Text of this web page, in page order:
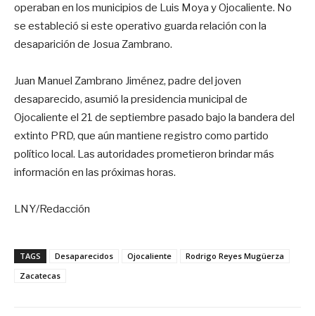
operaban en los municipios de Luis Moya y Ojocaliente. No
se estableció si este operativo guarda relación con la
desaparición de Josua Zambrano.
Juan Manuel Zambrano Jiménez, padre del joven
desaparecido, asumió la presidencia municipal de
Ojocaliente el 21 de septiembre pasado bajo la bandera del
extinto PRD, que aún mantiene registro como partido
político local. Las autoridades prometieron brindar más
información en las próximas horas.
LNY/Redacción
TAGS Desaparecidos Ojocaliente
Rodrigo Reyes Mugüerza
Zacatecas